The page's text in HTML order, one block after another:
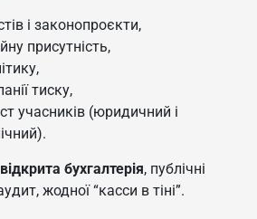
і законопроєкти,
присутність,
тиску,
учасників (юридичний і
відкрита бухгалтерія, публічні
жодної “касси в тіні”.